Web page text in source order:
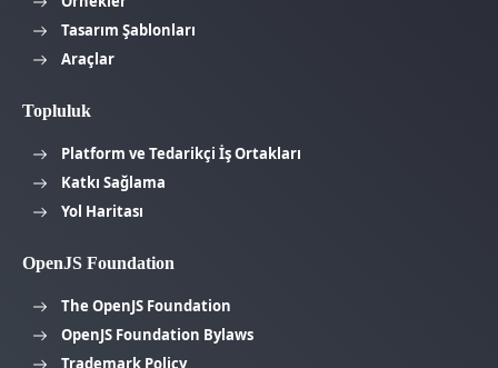
Tasarım Şablonları
Araçlar
Topluluk
Platform ve Tedarikçi İş Ortakları
Katkı Sağlama
Yol Haritası
OpenJS Foundation
The OpenJS Foundation
OpenJS Foundation Bylaws
Trademark Policy